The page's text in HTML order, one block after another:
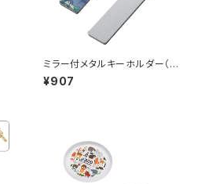
ミラー付メタルキーホルダー（ス
¥907